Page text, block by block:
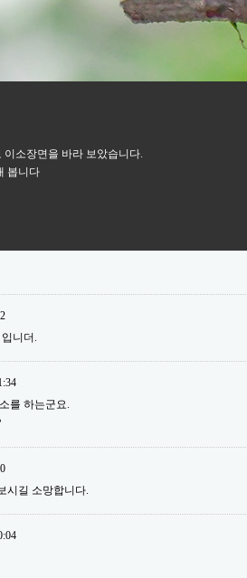
소장면을 바라 보았습니다.
봅니다
니더.
를 하는군요.
시길 소망합니다.